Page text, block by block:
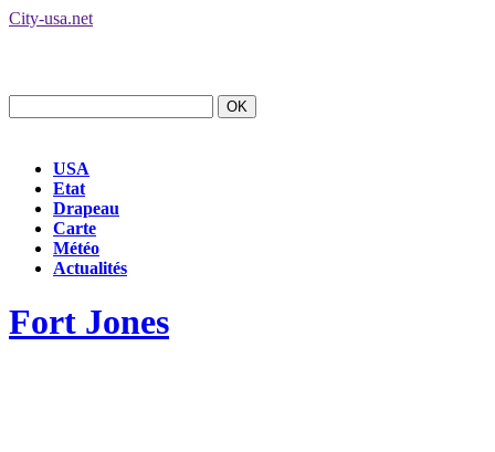
City-usa.net
USA
Etat
Drapeau
Carte
Météo
Actualités
Fort Jones